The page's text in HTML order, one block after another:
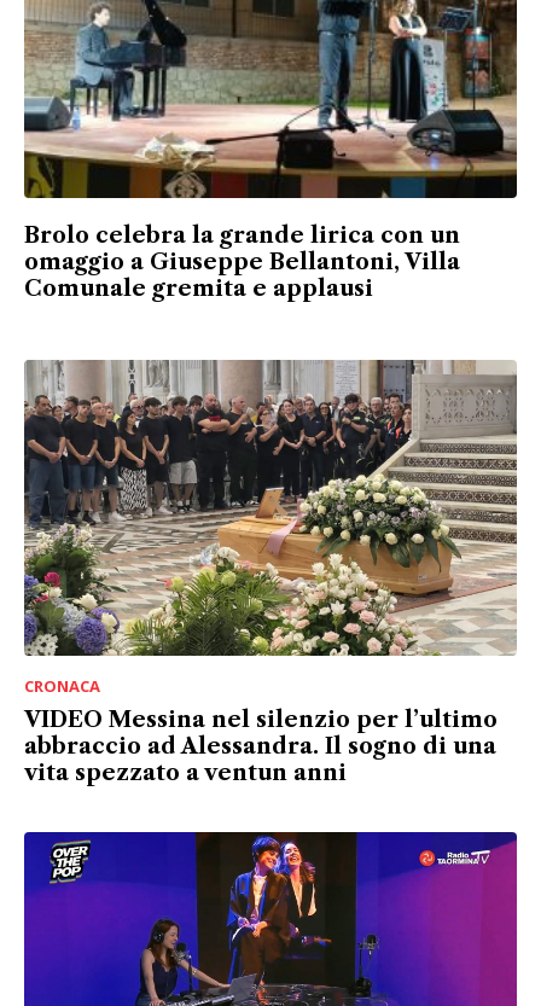
Brolo celebra la grande lirica con un
omaggio a Giuseppe Bellantoni, Villa
Comunale gremita e applausi
CRONACA
VIDEO Messina nel silenzio per l’ultimo
abbraccio ad Alessandra. Il sogno di una
vita spezzato a ventun anni